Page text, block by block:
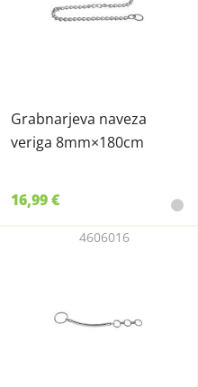
Grabnarjeva naveza
veriga 8mm×180cm
16,99 €
4606016